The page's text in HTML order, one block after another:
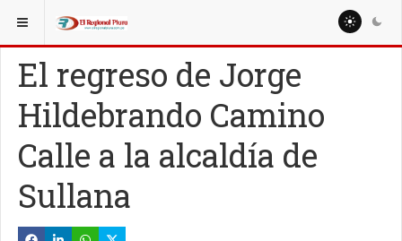
ESTÁ AQUÍ: ESPECIALES
El regreso de Jorge
Hildebrando Camino
Calle a la alcaldía de
Sullana